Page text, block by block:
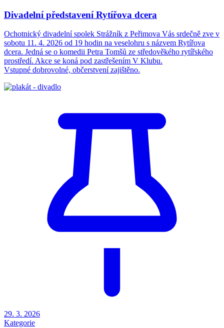
Divadelní představení Rytířova dcera
Ochotnický divadelní spolek Strážník z Peřimova Vás srdečně zve v
sobotu 11. 4. 2026 od 19 hodin na veselohru s názvem Rytířova
dcera. Jedná se o komedii Petra Tomšů ze středověkého rytířského
prostředí. Akce se koná pod zastřešením V Klubu.
Vstupné dobrovolné, občerstvení zajištěno.
29. 3. 2026
Kategorie